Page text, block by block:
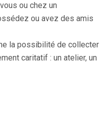
ou chez un
ou avez des amis
la possibilité de collecter
caritatif : un atelier, un